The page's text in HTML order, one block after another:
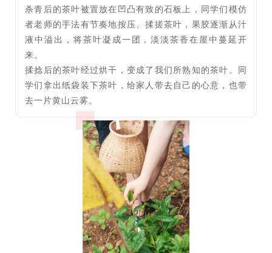
杀青后的茶叶被置放在凹凸有致的石板上，同学们模仿
者老师的手法有节奏地按压、揉搓茶叶，果胶逐渐从汁
液中溢出，将茶叶凝成一团，淡淡茶香在屋中蔓延开
来。
揉捻后的茶叶经过烘干，变成了我们所熟知的茶叶。同
学们拿出纸袋装下茶叶，给家人带去自己的心意，也带
去一片黄山云雾。